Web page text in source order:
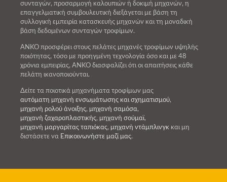
συνταγών, προσαρμογή καλουπιών ή δοκιμή μηχανών, η
επαγγελματική συμβουλευτική διεξάγεται με βάση τη
συλλογική εμπειρία κατασκευής μηχανών και τη μοναδική
βάση δεδομένων συνταγών τροφίμων.
ANKO προσφέρει στους πελάτες μηχανές τροφίμων υψηλής
ποιότητας, τόσο με προηγμένη τεχνολογία όσο και με 48
χρόνια εμπειρίας, ANKO διασφαλίζει ότι οι απαιτήσεις κάθε
πελάτη ικανοποιούνται.
Δείτε τα ποιοτικά μηχανήματα τροφίμων μας
αυτόματη μηχανή ενσωμάτωσης και σχηματισμού,
μηχανή ρολού άνοιξης, μηχανή σαμόσα,
μηχανή ζαχαροπλαστικής, μηχανή σούμαϊ,
μηχανή μαργαρίτας ταπιόκας, μηχανή ντάμπλινγκ και μη
διστάσετε να Επικοινωνήστε μαζί μας.